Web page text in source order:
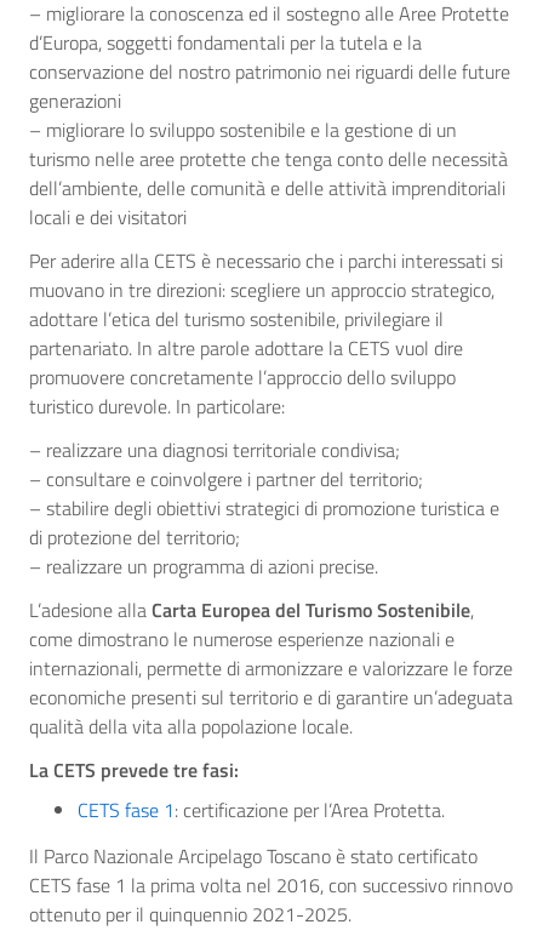
– migliorare la conoscenza ed il sostegno alle Aree Protette
d’Europa, soggetti fondamentali per la tutela e la
conservazione del nostro patrimonio nei riguardi delle future
generazioni
– migliorare lo sviluppo sostenibile e la gestione di un
turismo nelle aree protette che tenga conto delle necessità
dell’ambiente, delle comunità e delle attività imprenditoriali
locali e dei visitatori
Per aderire alla CETS è necessario che i parchi interessati si
muovano in tre direzioni: scegliere un approccio strategico,
adottare l’etica del turismo sostenibile, privilegiare il
partenariato. In altre parole adottare la CETS vuol dire
promuovere concretamente l’approccio dello sviluppo
turistico durevole. In particolare:
– realizzare una diagnosi territoriale condivisa;
– consultare e coinvolgere i partner del territorio;
– stabilire degli obiettivi strategici di promozione turistica e
di protezione del territorio;
– realizzare un programma di azioni precise.
L’adesione allaCarta Europea del Turismo Sostenibile,
come dimostrano le numerose esperienze nazionali e
internazionali, permette di armonizzare e valorizzare le forze
economiche presenti sul territorio e di garantire un’adeguata
qualità della vita alla popolazione locale.
La CETS prevede tre fasi:
CETS fase 1: certificazione per l’Area Protetta.
Il Parco Nazionale Arcipelago Toscano è stato certificato
CETS fase 1 la prima volta nel 2016, con successivo rinnovo
ottenuto per il quinquennio 2021-2025.